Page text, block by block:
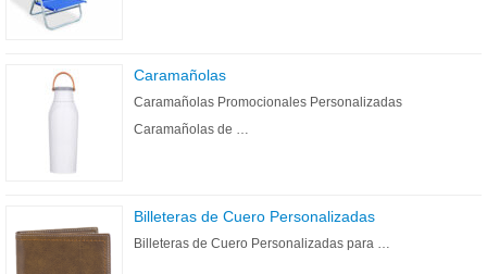
Caramañolas
Caramañolas Promocionales Personalizadas
Caramañolas de …
Billeteras de Cuero Personalizadas
Billeteras de Cuero Personalizadas para …